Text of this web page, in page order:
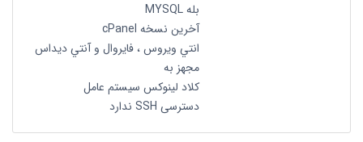
بله MYSQL
آخرین نسخه cPanel
انتي ويروس ، فايروال و آنتي ديداس
مجهز به
کلاد لینوکس سیستم عامل
دسترسی SSH ندارد